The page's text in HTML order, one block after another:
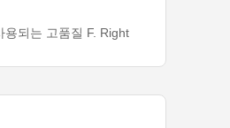
용되는 고품질 F. Right